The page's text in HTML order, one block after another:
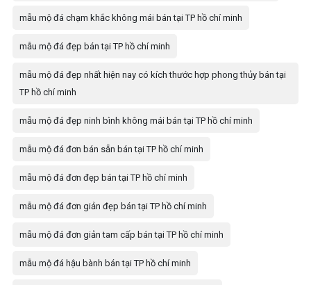
mẫu mộ đá chạm khắc không mái bán tại TP hồ chí minh
mẫu mộ đá đẹp bán tại TP hồ chí minh
mẫu mộ đá đẹp nhất hiện nay có kích thước hợp phong thủy bán tại
TP hồ chí minh
mẫu mộ đá đẹp ninh bình không mái bán tại TP hồ chí minh
mẫu mộ đá đơn bán sẵn bán tại TP hồ chí minh
mẫu mộ đá đơn đẹp bán tại TP hồ chí minh
mẫu mộ đá đơn giản đẹp bán tại TP hồ chí minh
mẫu mộ đá đơn giản tam cấp bán tại TP hồ chí minh
mẫu mộ đá hậu bành bán tại TP hồ chí minh